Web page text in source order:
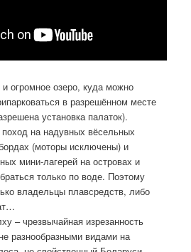
огромное озеро, куда можно
в разрешённом месте
установка палаток).
на надувных вёсельных
(моторы исключены) и
мини-лагерей на островах и
только по воде. Поэтому
владельцы плавсредств, либо
– чрезвычайная изрезанность
разнообразными видами на